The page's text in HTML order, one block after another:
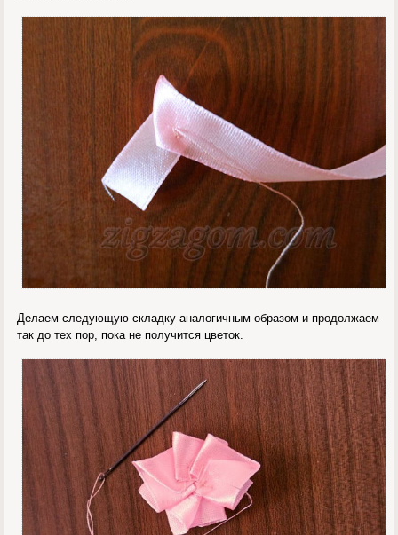
Делаем следующую складку аналогичным образом и продолжаем
так до тех пор, пока не получится цветок.